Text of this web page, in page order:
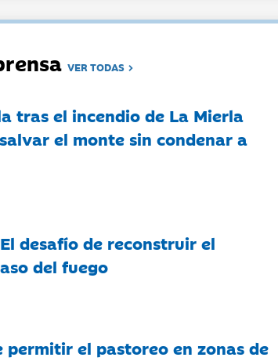
VER TODAS
tras el incendio de La Mierla
el monte sin condenar a
desafío de reconstruir el
del fuego
permitir el pastoreo en zonas de